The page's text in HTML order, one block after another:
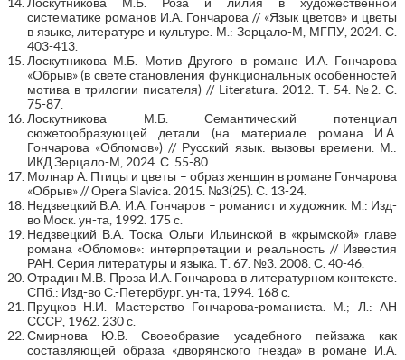
систематике романов И.А. Гончарова // «Язык цветов» и цветы
в языке, литературе и культуре. М.: Зерцало-М, МГПУ, 2024. С.
403-413.
Лоскутникова М.Б. Мотив Другого в романе И.А. Гончарова
«Обрыв» (в свете становления функциональных особенностей
мотива в трилогии писателя) // Literatura. 2012. Т. 54. №2. С.
75-87.
Лоскутникова М.Б. Семантический потенциал
сюжетообразующей детали (на материале романа И.А.
Гончарова «Обломов») // Русский язык: вызовы времени. М.:
ИКД Зерцало-М, 2024. С. 55-80.
Молнар А. Птицы и цветы – образ женщин в романе Гончарова
«Обрыв» // Opera Slavica. 2015. №3(25). С. 13-24.
Недзвецкий В.А. И.А. Гончаров – романист и художник. М.: Изд-
во Моск. ун-та, 1992. 175 с.
Недзвецкий В.А. Тоска Ольги Ильинской в «крымской» главе
романа «Обломов»: интерпретации и реальность // Известия
РАН. Серия литературы и языка. Т. 67. №3. 2008. С. 40-46.
Отрадин М.В. Проза И.А. Гончарова в литературном контексте.
СПб.: Изд-во С.-Петербург. ун-та, 1994. 168 с.
Пруцков Н.И. Мастерство Гончарова-романиста. М.; Л.: АН
СССР, 1962. 230 с.
Смирнова Ю.В. Своеобразие усадебного пейзажа как
составляющей образа «дворянского гнезда» в романе И.А.